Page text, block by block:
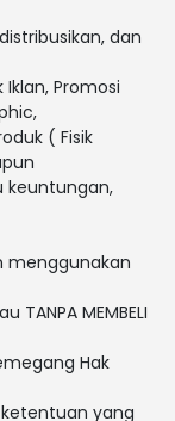
dan
Promosi
( Fisik
keuntungan,
menggunakan
TANPA MEMBELI
Hak
yang